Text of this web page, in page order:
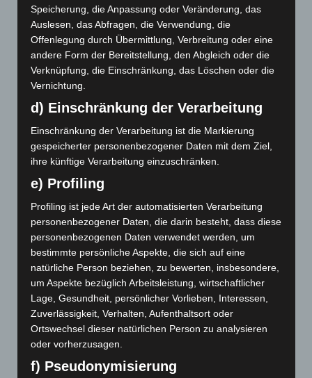
Juni 2018
Mai 2018
Februar 2018
Dezember 2017
November 2017
Abwehrmechanismen Achtsamkeit Berührung
Bindungstheorie Embodiment Empathie Entwicklung
Entwicklungspsychologie Epigenetik Erzählen
Gehirn Klima Klimakrise Kommunikation
Kriegsenkel
Kriegsenkelgruppe
Körperorientierte Psychotherapie
Körperpsychotherapie Leiblichkeit Meditation
Mitgefühl
Neuroplastizität Phänomenologie
Speicherung, die Anpassung oder Veränderung, das
Auslesen, das Abfragen, die Verwendung, die
Offenlegung durch Übermittlung, Verbreitung oder eine
andere Form der Bereitstellung, den Abgleich oder die
Verknüpfung, die Einschränkung, das Löschen oder die
Vernichtung.
d) Einschränkung der Verarbeitung
Einschränkung der Verarbeitung ist die Markierung
gespeicherter personenbezogener Daten mit dem Ziel,
ihre künftige Verarbeitung einzuschränken.
e) Profiling
Profiling ist jede Art der automatisierten Verarbeitung
personenbezogener Daten, die darin besteht, dass diese
personenbezogenen Daten verwendet werden, um
bestimmte persönliche Aspekte, die sich auf eine
natürliche Person beziehen, zu bewerten, insbesondere,
um Aspekte bezüglich Arbeitsleistung, wirtschaftlicher
Lage, Gesundheit, persönlicher Vorlieben, Interessen,
Zuverlässigkeit, Verhalten, Aufenthaltsort oder
Ortswechsel dieser natürlichen Person zu analysieren
oder vorherzusagen.
f) Pseudonymisierung